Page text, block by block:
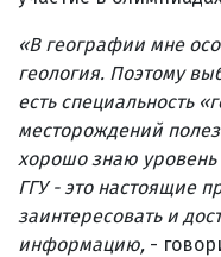
«В географии мне
геология. Поэтому
есть специальность
месторождений
хорошо знаю уровень
ГГУ - это настоящие
заинтересовать и
информацию, -